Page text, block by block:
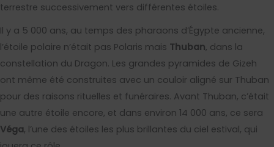
terrestre successivement vers différentes étoiles.
Il y a 5 000 ans, au temps des pharaons d’Égypte ancienne,
l’étoile polaire n’était pas Polaris mais Thuban, dans la
constellation du Dragon. Les grandes pyramides de Gizeh
ont même été construites avec un couloir aligné sur Thuban
pour des raisons rituelles et funéraires. Avant Thuban, c’était
une autre étoile encore, et dans environ 14 000 ans, ce sera
Véga, l’une des étoiles les plus brillantes du ciel estival, qui